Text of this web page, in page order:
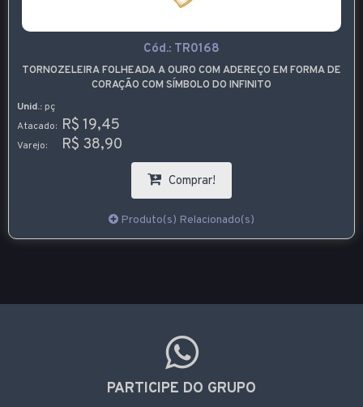
Cód.: TR0168
TORNOZELEIRA FOLHEADA A OURO COM ADEREÇO EM FORMA DE
CORAÇÃO COM SÍMBOLO DO INFINITO
Unid.: pç
Atacado: R$ 19,45
Varejo: R$ 38,90
Comprar!
Produto(s) Relacionado(s)
PARTICIPE DO GRUPO